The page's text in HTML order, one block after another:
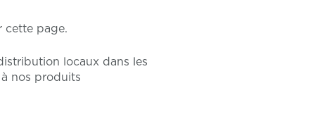
cette page.
locaux dans les
nos produits